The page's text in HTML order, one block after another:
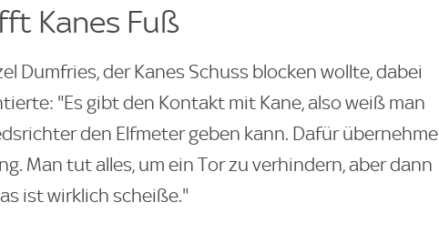
Kanes Fuß
Dumfries, der Kanes Schuss blocken wollte, dabei
"Es gibt den Kontakt mit Kane, also weiß man
den Elfmeter geben kann. Dafür übernehme
Man tut alles, um ein Tor zu verhindern, aber dann
ist wirklich scheiße."